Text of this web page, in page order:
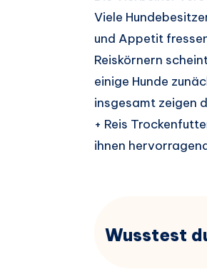
Viele
und Appetit
Reiskörnern
einige Hunde
insgesamt zeigen
+ Reis
ihnen
Wusstest